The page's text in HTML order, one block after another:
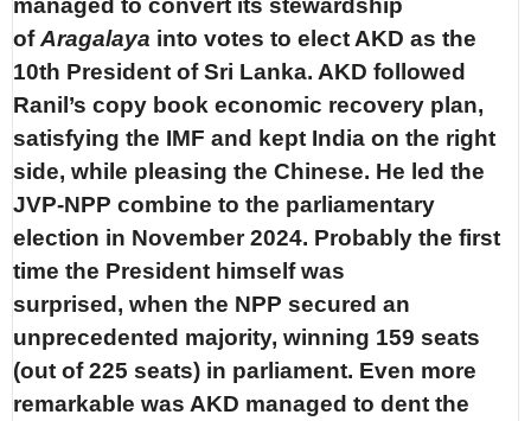
ofAragalaya into votes to elect AKD as the
10th President of Sri Lanka. AKD followed
Ranil’s copy book economic recovery plan,
satisfying the IMF and kept India on the right
side, while pleasing the Chinese. He led the
JVP-NPP combine to the parliamentary
election in November 2024. Probably the first
time the President himself was
surprised, when the NPP secured an
unprecedented majority, winning 159 seats
(out of 225 seats) in parliament. Even more
remarkable was AKD managed to dent the